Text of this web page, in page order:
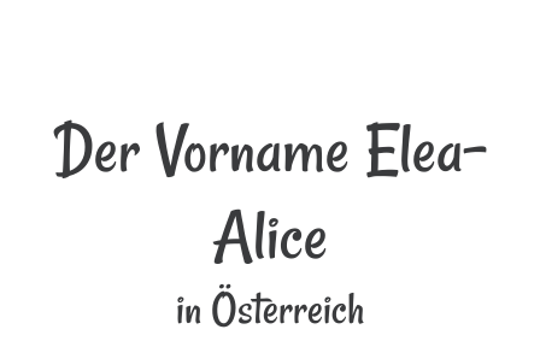
Der Vorname Elea-
Alice
in Österreich